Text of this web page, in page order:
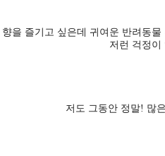
향을 즐기고 싶은데 귀여운 반려동
저런 걱정이
저도 그동안 정말! 많